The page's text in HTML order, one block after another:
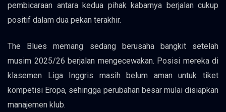
pembicaraan antara kedua pihak kabarnya berjalan cukup
positif dalam dua pekan terakhir.
The Blues memang sedang berusaha bangkit setelah
musim 2025/26 berjalan mengecewakan. Posisi mereka di
klasemen Liga Inggris masih belum aman untuk tiket
kompetisi Eropa, sehingga perubahan besar mulai disiapkan
manajemen klub.